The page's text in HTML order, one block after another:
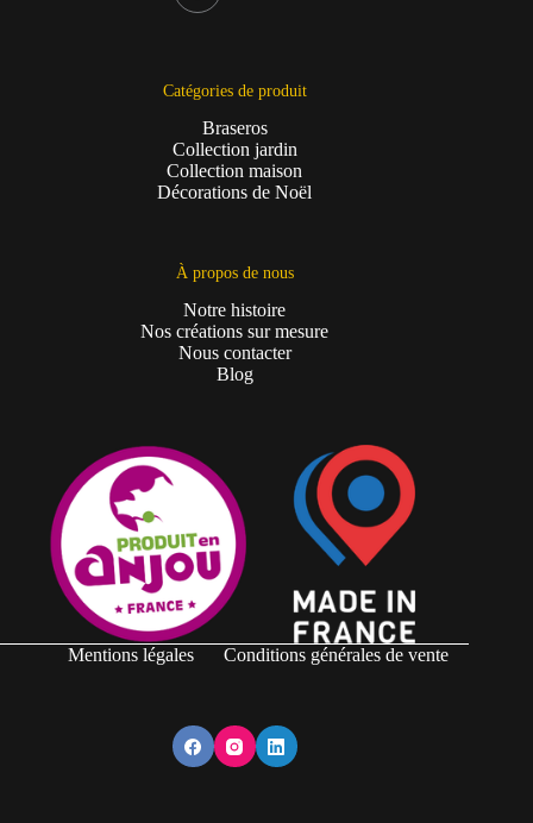
Catégories de produit
Braseros
Collection jardin
Collection maison
Décorations de Noël
À propos de nous
Notre histoire
Nos créations sur mesure
Nous contacter
Blog
Mentions légales Conditions générales de vente